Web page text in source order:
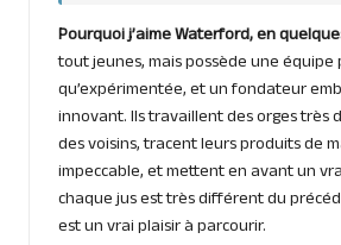
Pourquoi j’aime Waterford, en
tout jeunes, mais possède une équipe
qu’expérimentée, et un fondateur
innovant. Ils travaillent des orges très
des voisins, tracent leurs produits de
impeccable, et mettent en avant un
chaque jus est très différent du
est un vrai plaisir à parcourir.